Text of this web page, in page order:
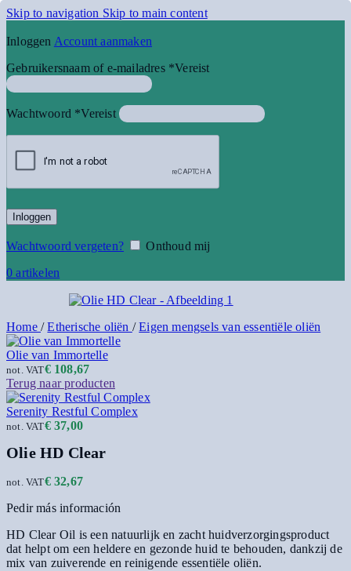
Skip to navigation Skip to main content
Inloggen Account aanmaken
Gebruikersnaam of e-mailadres *Vereist
Wachtwoord *Vereist
Inloggen
Wachtwoord vergeten?
Onthoud mij
0artikelen
Home / Etherische oliën / Eigen mengsels van essentiële oliën
Olie van Immortelle
€108,67
not. VAT
Terug naar producten
Serenity Restful Complex
€37,00
not. VAT
Olie HD Clear
€32,67
not. VAT
Pedir más información
HD Clear Oil is een natuurlijk en zacht huidverzorgingsproduct
dat helpt om een heldere en gezonde huid te behouden, dankzij de
mix van zuiverende en reinigende essentiële oliën.